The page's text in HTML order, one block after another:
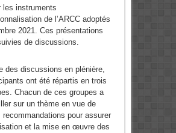
instruments
de l’ARCC adoptés
2021. Ces présentations
de discussions.
des discussions en plénière,
ont été répartis en trois
Chacun de ces groupes a
sur un thème en vue de
recommandations pour assurer
et la mise en œuvre des